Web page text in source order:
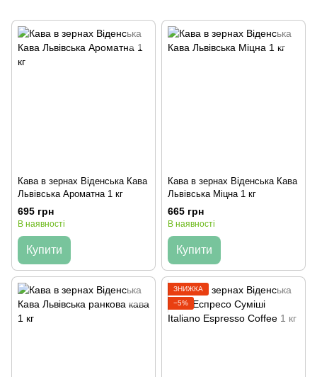
Кава в зернах Вiденська Кава
Львівська Ароматна 1 кг
695 грн
В наявності
Купити
Кава в зернах Вiденська Кава
Львівська Міцна 1 кг
665 грн
В наявності
Купити
ЗНИЖКА
−5%